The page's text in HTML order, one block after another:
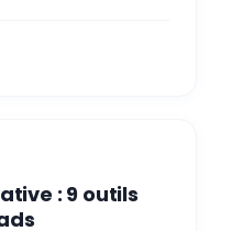
: 9 outils